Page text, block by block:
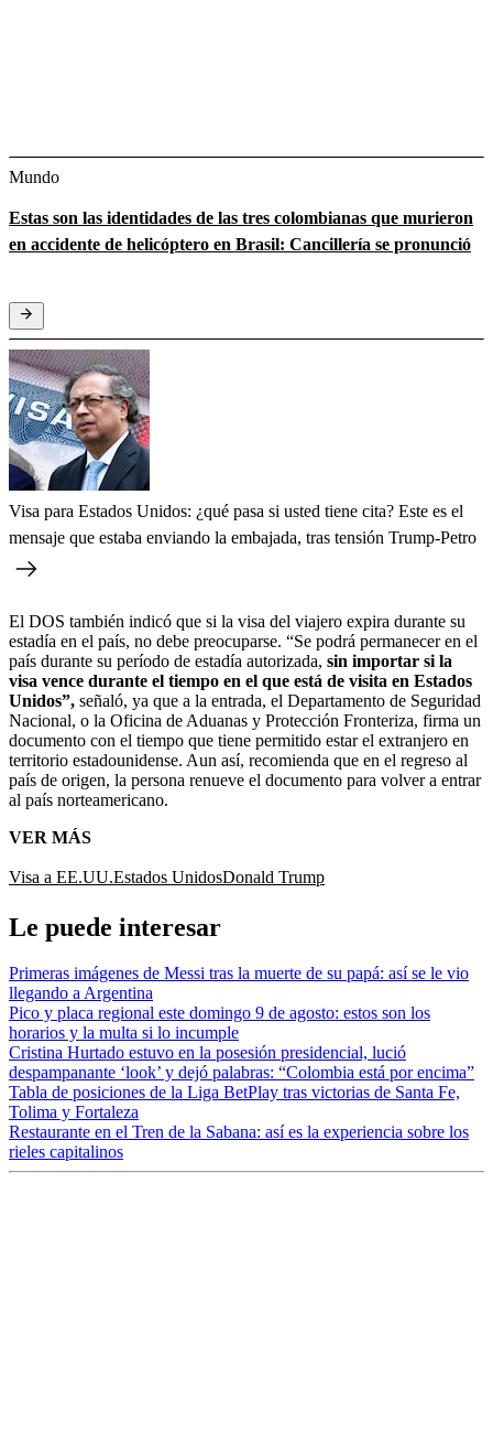
Mundo
Estas son las identidades de las tres colombianas que murieron
en accidente de helicóptero en Brasil: Cancillería se pronunció
Visa para Estados Unidos: ¿qué pasa si usted tiene cita? Este es el
mensaje que estaba enviando la embajada, tras tensión Trump-Petro
El DOS también indicó que si la visa del viajero expira durante su
estadía en el país, no debe preocuparse. “Se podrá permanecer en el
país durante su período de estadía autorizada, sin importar si la
visa vence durante el tiempo en el que está de visita en Estados
Unidos”, señaló, ya que a la entrada, el Departamento de Seguridad
Nacional, o la Oficina de Aduanas y Protección Fronteriza, firma un
documento con el tiempo que tiene permitido estar el extranjero en
territorio estadounidense. Aun así, recomienda que en el regreso al
país de origen, la persona renueve el documento para volver a entrar
al país norteamericano.
VER MÁS
Visa a EE.UU.Estados UnidosDonald Trump
Le puede interesar
Primeras imágenes de Messi tras la muerte de su papá: así se le vio
llegando a Argentina
Pico y placa regional este domingo 9 de agosto: estos son los
horarios y la multa si lo incumple
Cristina Hurtado estuvo en la posesión presidencial, lució
despampanante ‘look’ y dejó palabras: “Colombia está por encima”
Tabla de posiciones de la Liga BetPlay tras victorias de Santa Fe,
Tolima y Fortaleza
Restaurante en el Tren de la Sabana: así es la experiencia sobre los
rieles capitalinos